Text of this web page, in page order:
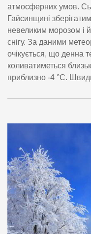
атмосферних умов.
Гайсинщині
невеликим морозом і
снігу. За даними
очікується, що денна
коливатиметься
приблизно -4 °C.